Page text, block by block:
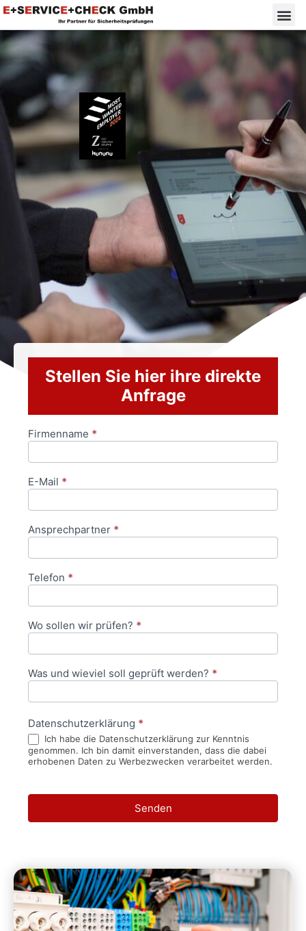
Stellen Sie hier ihre direkte
Anfrage
Anfrageformular
Firmenname *
E-Mail *
Ansprechpartner *
Telefon *
Wo sollen wir prüfen? *
Was und wieviel soll geprüft werden? *
Datenschutzerklärung *
Ich habe die Datenschutzerklärung zur Kenntnis
genommen. Ich bin damit einverstanden, dass die dabei
erhobenen Daten zu Werbezwecken verarbeitet werden.
Senden